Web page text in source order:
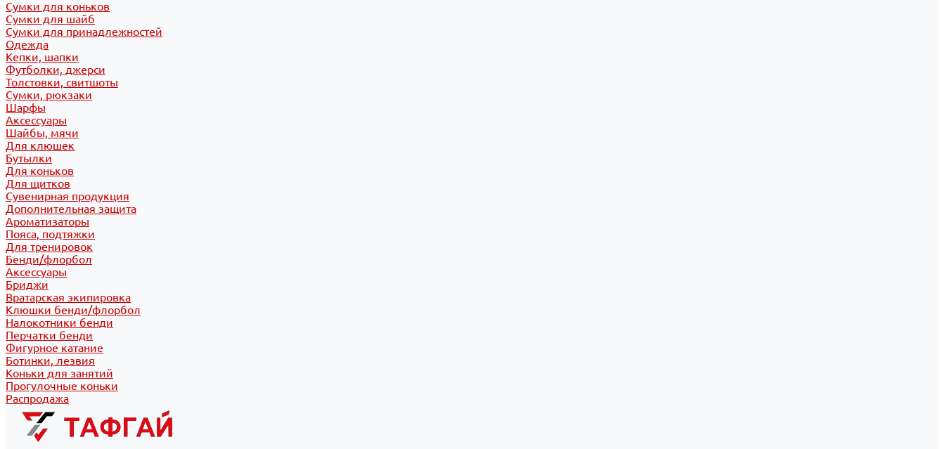
Сумки для коньков
Сумки для шайб
Сумки для принадлежностей
Одежда
Кепки, шапки
Футболки, джерси
Толстовки, свитшоты
Сумки, рюкзаки
Шарфы
Аксессуары
Шайбы, мячи
Для клюшек
Бутылки
Для коньков
Для щитков
Сувенирная продукция
Дополнительная защита
Ароматизаторы
Пояса, подтяжки
Для тренировок
Бенди/флорбол
Аксессуары
Бриджи
Вратарская экипировка
Клюшки бенди/флорбол
Налокотники бенди
Перчатки бенди
Фигурное катание
Ботинки, лезвия
Коньки для занятий
Прогулочные коньки
Распродажа